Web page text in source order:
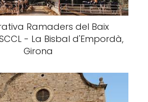
Ramaders del Baix
- La Bisbal d'Empordà,
Girona